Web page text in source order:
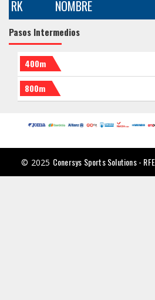
RK NOMBRE
Pasos Intermedios
400m
800m
© 2025 Conersys Sports Solutions -